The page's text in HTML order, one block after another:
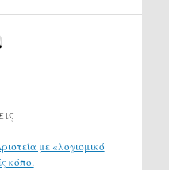
με «λογισμικό
κόπο.